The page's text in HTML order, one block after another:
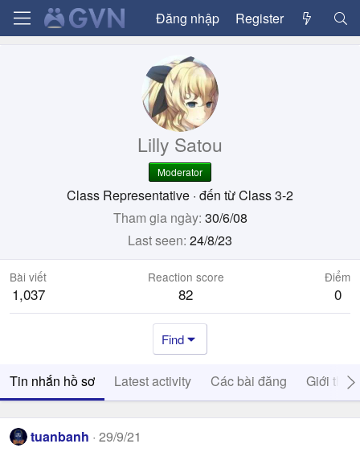
Đăng nhập Register
Lilly Satou
Moderator
Class Representative · đến từClass 3-2
Tham gia ngày 30/6/08
Last seen 24/8/23
Bài viết
1,037
Reaction score
82
Điểm
0
Find
Tin nhắn hồ sơ Latest activity Các bài đăng Giới thiệu
tuanbanh 29/9/21